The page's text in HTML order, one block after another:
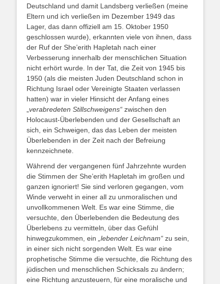
Deutschland und damit Landsberg verließen (meine
Eltern und ich verließen im Dezember 1949 das
Lager, das dann offiziell am 15. Oktober 1950
geschlossen wurde), erkannten viele von ihnen, dass
der Ruf der She’erith Hapletah nach einer
Verbesserung innerhalb der menschlichen Situation
nicht erhört wurde. In der Tat, die Zeit von 1945 bis
1950 (als die meisten Juden Deutschland schon in
Richtung Israel oder Vereinigte Staaten verlassen
hatten) war in vieler Hinsicht der Anfang eines
verabredeten Stillschweigens“ zwischen den
Holocaust-Überlebenden und der Gesellschaft an
sich, ein Schweigen, das das Leben der meisten
Überlebenden in der Zeit nach der Befreiung
kennzeichnete.
Während der vergangenen fünf Jahrzehnte wurden
die Stimmen der She’erith Hapletah im großen und
ganzen ignoriert! Sie sind verloren gegangen, vom
Winde verweht in einer all zu unmoralischen und
unvollkommenen Welt. Es war eine Stimme, die
versuchte, den Überlebenden die Bedeutung des
Überlebens zu vermitteln, über das Gefühl
hinwegzukommen, ein
„lebender Leichnam“ zu sein,
in einer sich nicht sorgenden Welt. Es war eine
prophetische Stimme die versuchte, die Richtung des
jüdischen und menschlichen Schicksals zu ändern;
eine Richtung anzusteuern, für eine moralische und